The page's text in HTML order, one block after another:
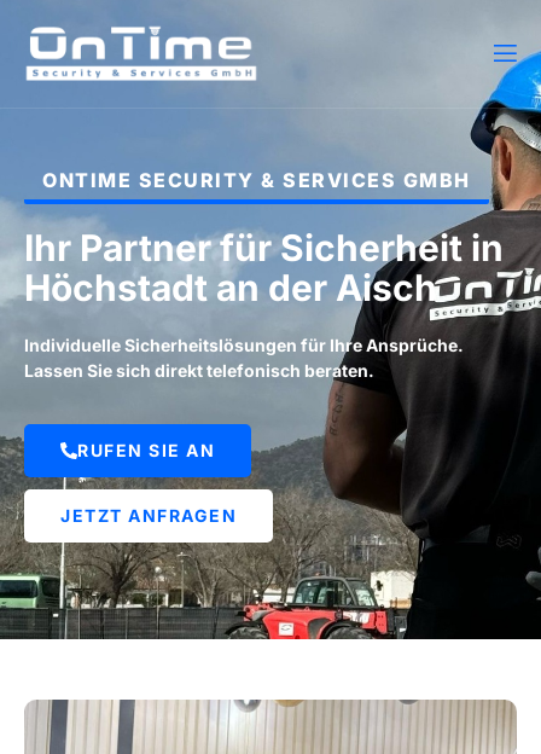
ONTIME SECURITY & SERVICES GMBH
Ihr Partner für Sicherheit in
Höchstadt an der Aisch
Individuelle Sicherheitslösungen für Ihre Ansprüche.
Lassen Sie sich direkt telefonisch beraten.
RUFEN SIE AN
JETZT ANFRAGEN